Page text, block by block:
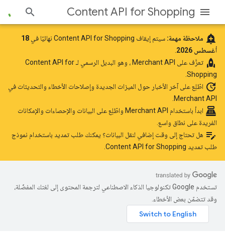
Content API for Shopping
add_alert ملاحظة مهمة: سيتم إيقاف Content API for Shopping نهائيًا في
18
أغسطس 2026
rocket تعرَّف على Merchant API
، وهو البديل الرسمي لـ Content API for
Shopping.
update اطّلِع على آخر الأخبار حول الميزات الجديدة وإصلاحات الأخطاء والتحديثات في
Merchant API.
point_of_sale ابدأ باستخدام Merchant API
واطّلِع على البيانات والإحصاءات والإمكانات
الفريدة على نطاق واسع.
edit_note هل تحتاج إلى وقت إضافي لنقل البيانات؟ يمكنك طلب تمديد باستخدام نموذج
طلب تمديد Content API for Shopping
تستخدم Google تكنولوجيا الذكاء الاصطناعي لترجمة المحتوى إلى لغتك المفضّلة،
وقد تتضمّن بعض الأخطاء.